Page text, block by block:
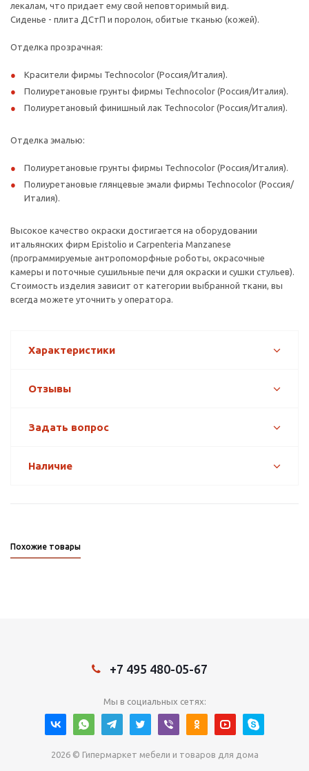
лекалам, что придает ему свой неповторимый вид.
Сиденье - плита ДСтП и поролон, обитые тканью (кожей).
Отделка прозрачная:
Красители фирмы Technocolor (Россия/Италия).
Полиуретановые грунты фирмы Technocolor (Россия/Италия).
Полиуретановый финишный лак Technocolor (Россия/Италия).
Отделка эмалью:
Полиуретановые грунты фирмы Technocolor (Россия/Италия).
Полиуретановые глянцевые эмали фирмы Technocolor (Россия/
Италия).
Высокое качество окраски достигается на оборудовании
итальянских фирм Epistolio и Carpenteria Manzanese
(программируемые антропоморфные роботы, окрасочные
камеры и поточные сушильные печи для окраски и сушки стульев).
Стоимость изделия зависит от категории выбранной ткани, вы
всегда можете уточнить у оператора.
Характеристики
Отзывы
Задать вопрос
Наличие
Похожие товары
+7 495 480-05-67
Мы в социальных сетях:
2026 © Гипермаркет мебели и товаров для дома